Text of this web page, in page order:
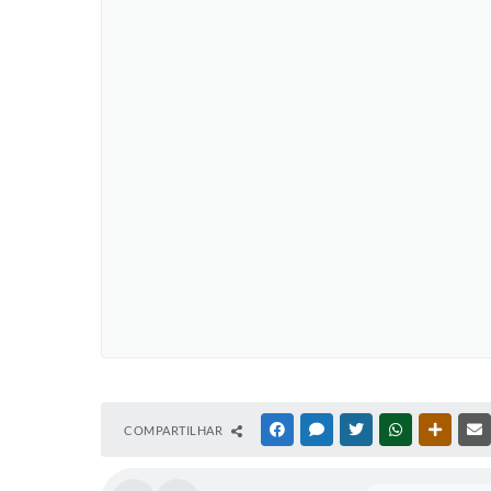
COMPARTILHAR FACEBOOKMESSENGER
TWITTERWHATSAPP